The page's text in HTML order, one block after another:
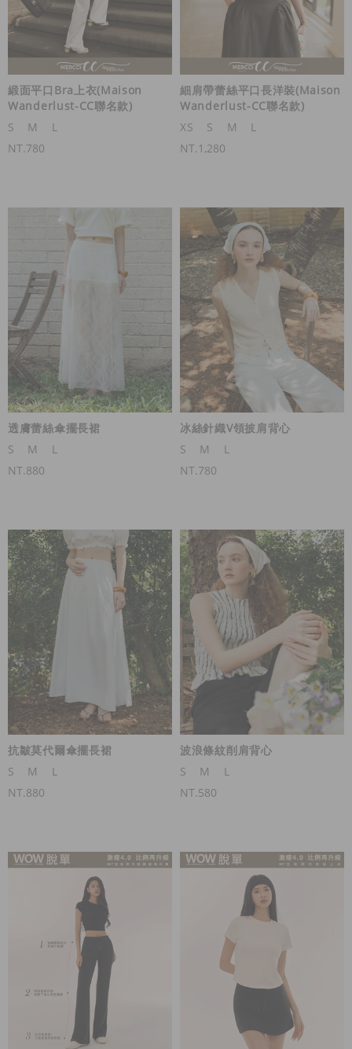
緞面平口Bra上衣(Maison
Wanderlust-CC聯名款)
S
M
L
NT.780
細肩帶蕾絲平口長洋裝(Maison
Wanderlust-CC聯名款)
XS
S M
L
NT.1,280
透膚蕾絲傘擺長裙
S
M
L
NT.880
冰絲針織V領披肩背心
S
M
L
NT.780
抗皺莫代爾傘擺長裙
S
M
L
NT.880
波浪條紋削肩背心
S
M
L
NT.580